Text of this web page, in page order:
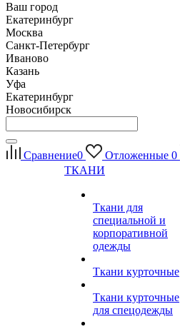
Ваш город
Екатеринбург
Москва
Санкт-Петербург
Иваново
Казань
Уфа
Екатеринбург
Новосибирск
Сравнение0 Отложенные 0
ТКАНИ
Ткани для
специальной и
корпоративной
одежды
Ткани курточные
Ткани курточные
для спецодежды